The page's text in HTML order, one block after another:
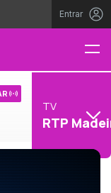
Entrar
TV
RTP